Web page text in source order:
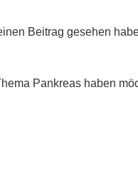
Beitrag gesehen
Pankreas haben